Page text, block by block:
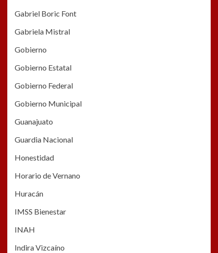
Gabriel Boric Font
Gabriela Mistral
Gobierno
Gobierno Estatal
Gobierno Federal
Gobierno Municipal
Guanajuato
Guardia Nacional
Honestidad
Horario de Vernano
Huracán
IMSS Bienestar
INAH
Indira Vizcaíno